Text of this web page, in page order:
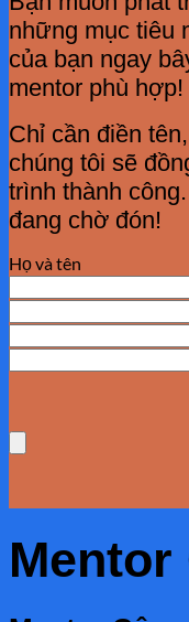
những mục tiêu
của bạn ngay
mentor phù hợp!
Chỉ cần điền
chúng tôi sẽ
trình thành
đang chờ đón!
Họ và tên
Mentor